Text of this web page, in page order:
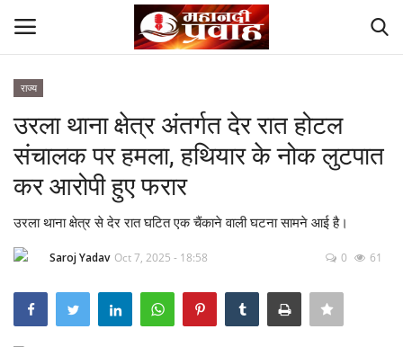
Home
देश
मनोरंजन
राज्य
उरला थाना क्षेत्र अंतर्गत देर रात होटल
संचालक पर हमला, हथियार के नोक लुटपात
कर आरोपी हुए फरार
उरला थाना क्षेत्र से देर रात घटित एक चैंकाने वाली घटना सामने आई है।
Saroj Yadav Oct 7, 2025 - 18:58 0 61